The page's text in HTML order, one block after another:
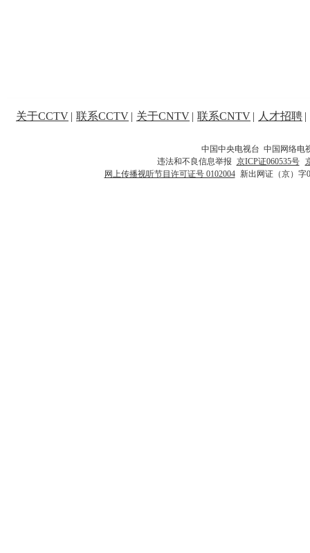
关于CCTV | 联系CCTV | 关于CNTV | 联系CNTV | 人才招聘 |
中国中央电视台 中国网络电
违法和不良信息举报 京ICP证060535号
网上传播视听节目许可证号 0102004 新出网证（京）